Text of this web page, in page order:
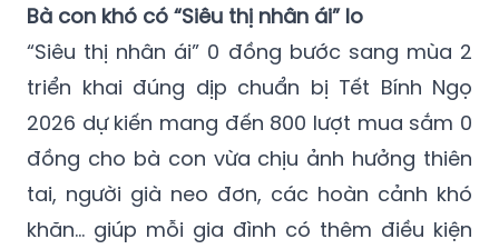
Bà con khó có “Siêu thị nhân ái” lo
“Siêu thị nhân ái” 0 đồng bước sang mùa 2
triển khai đúng dịp chuẩn bị Tết Bính Ngọ
2026 dự kiến mang đến 800 lượt mua sắm 0
đồng cho bà con vừa chịu ảnh hưởng thiên
tai, người già neo đơn, các hoàn cảnh khó
khăn… giúp mỗi gia đình có thêm điều kiện